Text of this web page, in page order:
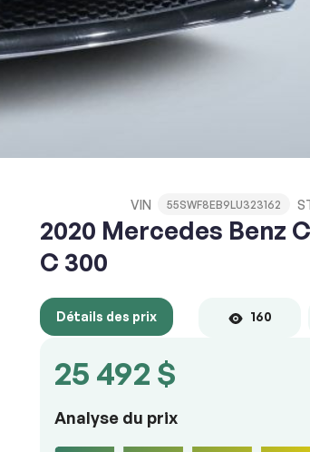
VIN 55SWF8EB9LU323162
2020 Mercedes Benz
C 300
Détails des prix 160
25 492 $
Analyse du prix